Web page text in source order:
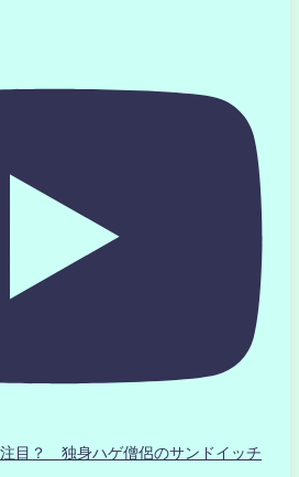
目？ 独身ハゲ僧侶のサンドイッチ